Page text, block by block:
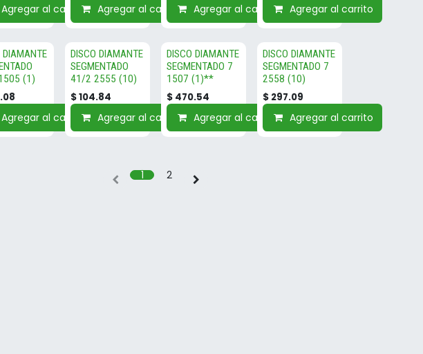
Agregar al carrito Agregar al carrito Agregar al carrito Agregar al carrito
DIAMANTE
(1)
Agregar al carrito
DISCO DIAMANTE
SEGMENTADO
41/2 2555 (10)
$104.84
Agregar al carrito
DISCO DIAMANTE
SEGMENTADO 7
1507 (1)**
$ 470.54
Agregar al carrito
DISCO DIAMANTE
SEGMENTADO 7
2558 (10)
$ 297.09
Agregar al carrito
1 2